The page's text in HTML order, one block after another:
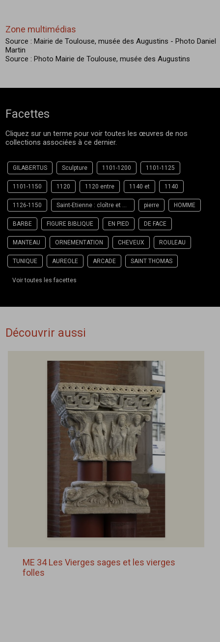
Zone multimédias
Source : Mairie de Toulouse, musée des Augustins - Photo Daniel
Martin
Source : Photo Mairie de Toulouse, musée des Augustins
Facettes
Cliquez sur un terme pour voir toutes les œuvres de nos
collections associées à ce dernier.
GILABERTUS Sculpture 1101-1200 1101-1125
1101-1150 1120 1120 entre 1140 et 1140
1126-1150 Saint-Etienne : cloître et bâtiments adjacents Toulouse pierre HOMME
BARBE FIGURE BIBLIQUE EN PIED DE FACE
MANTEAU ORNEMENTATION CHEVEUX ROULEAU
TUNIQUE AUREOLE ARCADE SAINT THOMAS
Voir toutes les facettes
Découvrir aussi
ME 34 Les Vierges sages et les vierges
folles